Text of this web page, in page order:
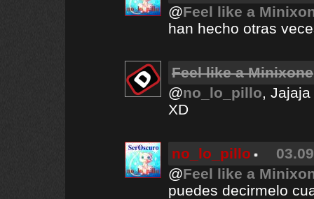
@Feel like a
han hecho otras
Feel like a Minixone
@no_lo_pillo,
XD
no_lo_pillo
@Feel like a
puedes decirmelo